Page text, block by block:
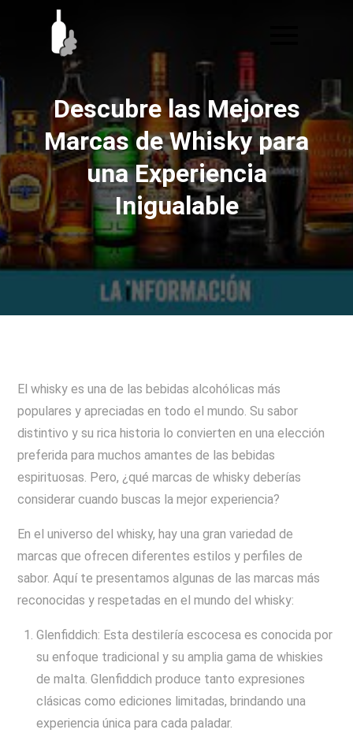
contenido
Descubre las Mejores
Marcas de Whisky para
una Experiencia
Inigualable
El whisky es una de las bebidas alcohólicas más
populares y apreciadas en todo el mundo. Su sabor
distintivo y su rica historia lo convierten en una elección
preferida para muchos amantes de las bebidas
espirituosas. Pero, ¿qué marcas de whisky deberías
considerar cuando buscas la mejor experiencia?
En el universo del whisky, hay una gran variedad de
marcas que ofrecen diferentes estilos y perfiles de
sabor. Aquí te presentamos algunas de las marcas más
reconocidas y respetadas en el mundo del whisky:
Glenfiddich: Esta destilería escocesa es conocida por
su enfoque tradicional y su amplia gama de whiskies
de malta. Glenfiddich produce tanto expresiones
clásicas como ediciones limitadas, brindando una
experiencia única para cada paladar.